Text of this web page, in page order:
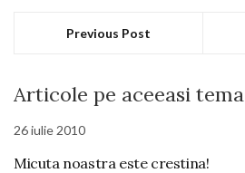
Previous Post
Articole pe aceeasi tema
26 iulie 2010
Micuta noastra este crestina!